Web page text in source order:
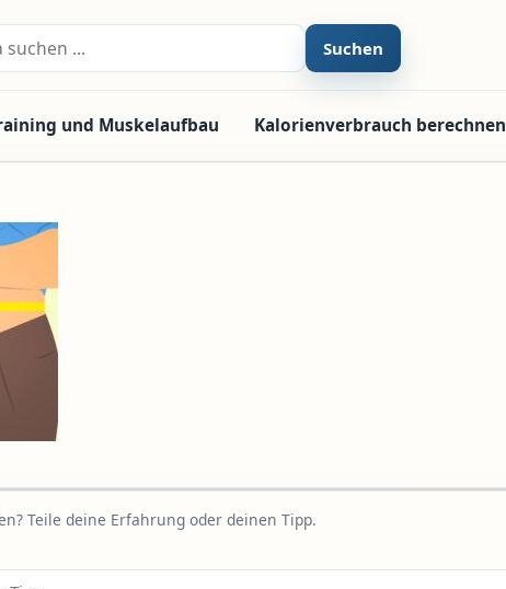
Suchen
und Muskelaufbau Kalorienverbrauch berechnen
Teile deine Erfahrung oder deinen Tipp.